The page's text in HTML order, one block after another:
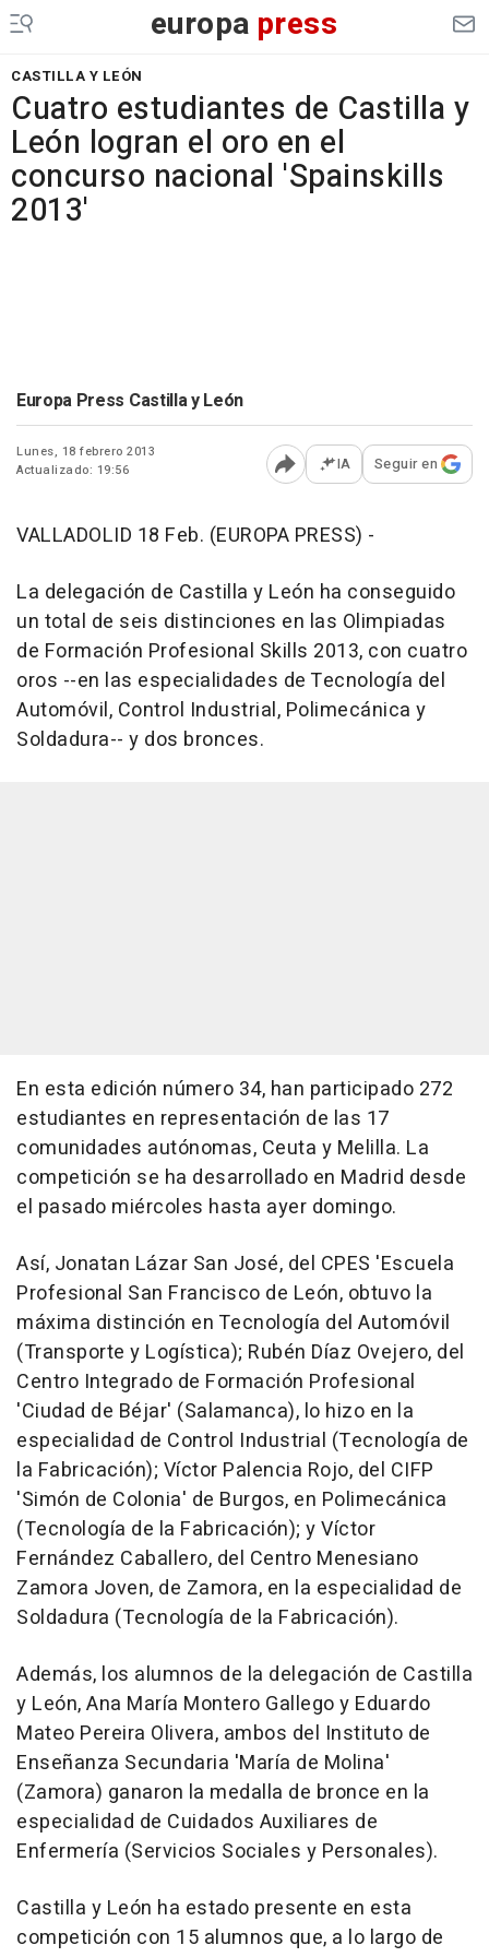
europa press
CASTILLA Y LEÓN
Cuatro estudiantes de Castilla y
León logran el oro en el
concurso nacional 'Spainskills
2013'
Europa Press Castilla y León
Lunes, 18 febrero 2013
Actualizado: 19:56
Abrir opciones para
IA Seguir en
VALLADOLID 18 Feb. (EUROPA PRESS) -
La delegación de Castilla y León ha conseguido
un total de seis distinciones en las Olimpiadas
de Formación Profesional Skills 2013, con cuatro
oros --en las especialidades de Tecnología del
Automóvil, Control Industrial, Polimecánica y
Soldadura-- y dos bronces.
En esta edición número 34, han participado 272
estudiantes en representación de las 17
comunidades autónomas, Ceuta y Melilla. La
competición se ha desarrollado en Madrid desde
el pasado miércoles hasta ayer domingo.
Así, Jonatan Lázar San José, del CPES 'Escuela
Profesional San Francisco de León, obtuvo la
máxima distinción en Tecnología del Automóvil
(Transporte y Logística); Rubén Díaz Ovejero, del
Centro Integrado de Formación Profesional
'Ciudad de Béjar' (Salamanca), lo hizo en la
especialidad de Control Industrial (Tecnología de
la Fabricación); Víctor Palencia Rojo, del CIFP
'Simón de Colonia' de Burgos, en Polimecánica
(Tecnología de la Fabricación); y Víctor
Fernández Caballero, del Centro Menesiano
Zamora Joven, de Zamora, en la especialidad de
Soldadura (Tecnología de la Fabricación).
Además, los alumnos de la delegación de Castilla
y León, Ana María Montero Gallego y Eduardo
Mateo Pereira Olivera, ambos del Instituto de
Enseñanza Secundaria 'María de Molina'
(Zamora) ganaron la medalla de bronce en la
especialidad de Cuidados Auxiliares de
Enfermería (Servicios Sociales y Personales).
Castilla y León ha estado presente en esta
competición con 15 alumnos que, a lo largo de